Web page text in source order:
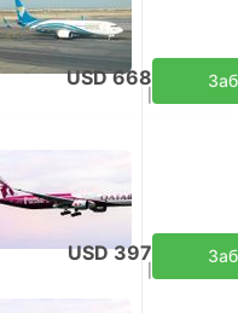
USD 668
Податки
на
USD 397
Податки
на